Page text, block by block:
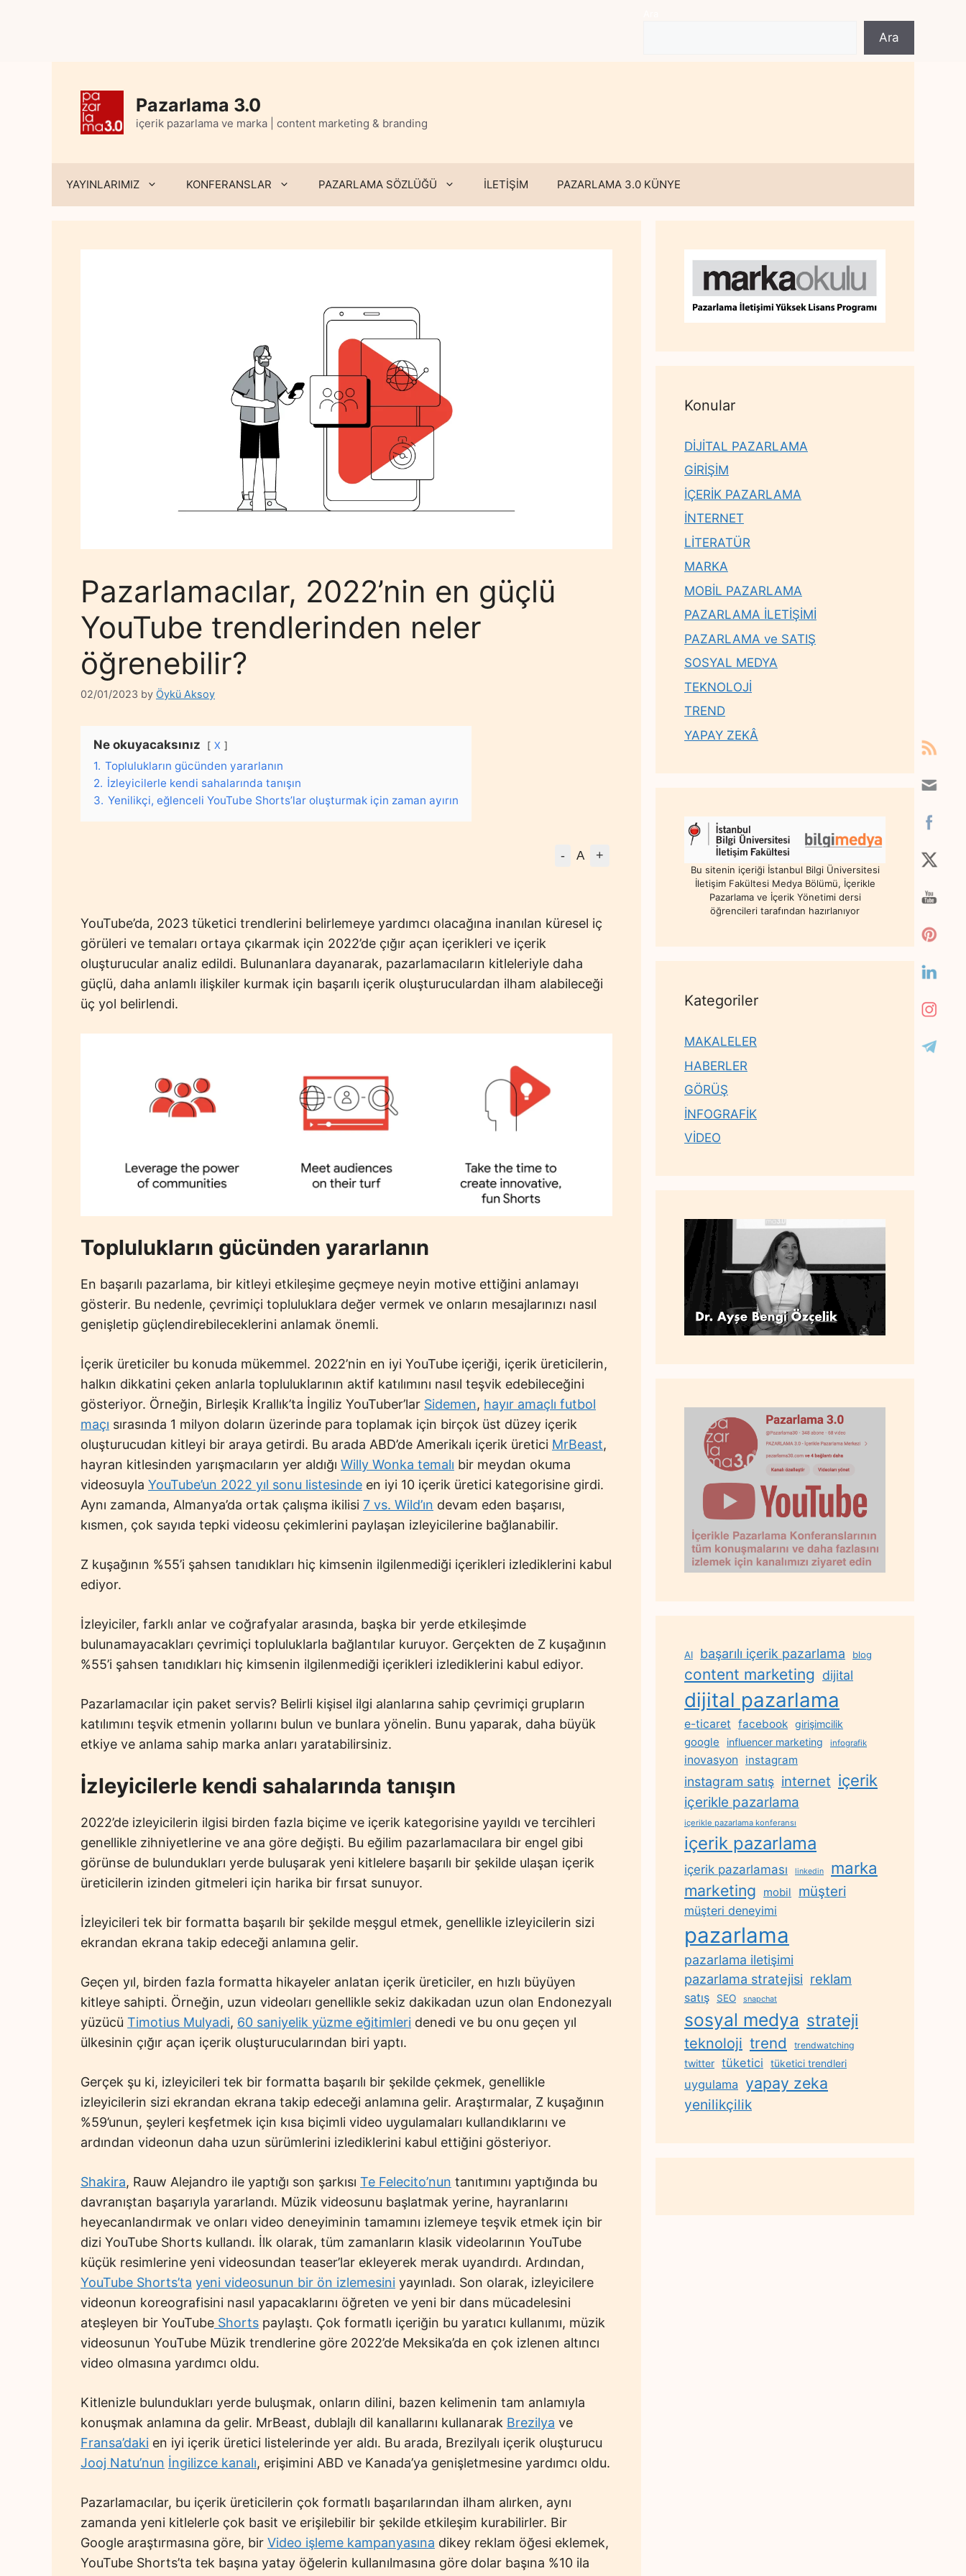
Ara
Pazarlama 3.0
içerik pazarlama ve marka | content marketing & branding
YAYINLARIMIZ KONFERANSLAR PAZARLAMA SÖZLÜĞÜ İLETİŞİM PAZARLAMA 3.0 KÜNYE
Pazarlamacılar, 2022’nin en güçlü
YouTube trendlerinden neler
öğrenebilir?
02/01/2023 by Öykü Aksoy
Ne okuyacaksınız X
1. Toplulukların gücünden yararlanın
2. İzleyicilerle kendi sahalarında tanışın
3. Yenilikçi, eğlenceli YouTube Shorts’lar oluşturmak için zaman ayırın
- A +
YouTube’da, 2023 tüketici trendlerini belirlemeye yardımcı olacağına inanılan küresel iç
görüleri ve temaları ortaya çıkarmak için 2022’de çığır açan içerikleri ve içerik
oluşturucular analiz edildi. Bulunanlara dayanarak, pazarlamacıların kitleleriyle daha
güçlü, daha anlamlı ilişkiler kurmak için başarılı içerik oluşturuculardan ilham alabileceği
üç yol belirlendi.
Toplulukların gücünden yararlanın
En başarılı pazarlama, bir kitleyi etkileşime geçmeye neyin motive ettiğini anlamayı
gösterir. Bu nedenle, çevrimiçi topluluklara değer vermek ve onların mesajlarınızı nasıl
genişletip güçlendirebileceklerini anlamak önemli.
İçerik üreticiler bu konuda mükemmel. 2022’nin en iyi YouTube içeriği, içerik üreticilerin,
halkın dikkatini çeken anlarla topluluklarının aktif katılımını nasıl teşvik edebileceğini
gösteriyor. Örneğin, Birleşik Krallık’ta İngiliz YouTuber’lar Sidemen, hayır amaçlı futbol
maçı sırasında 1 milyon doların üzerinde para toplamak için birçok üst düzey içerik
oluşturucudan kitleyi bir araya getirdi. Bu arada ABD’de Amerikalı içerik üretici MrBeast,
hayran kitlesinden yarışmacıların yer aldığı Willy Wonka temalı bir meydan okuma
videosuyla YouTube’un 2022 yıl sonu listesinde en iyi 10 içerik üretici kategorisine girdi.
Aynı zamanda, Almanya’da ortak çalışma ikilisi 7 vs. Wild’ın devam eden başarısı,
kısmen, çok sayıda tepki videosu çekimlerini paylaşan izleyicilerine bağlanabilir.
Z kuşağının %55’i şahsen tanıdıkları hiç kimsenin ilgilenmediği içerikleri izlediklerini kabul
ediyor.
İzleyiciler, farklı anlar ve coğrafyalar arasında, başka bir yerde etkileşimde
bulunamayacakları çevrimiçi topluluklarla bağlantılar kuruyor. Gerçekten de Z kuşağının
%55’i şahsen tanıdıkları hiç kimsenin ilgilenmediği içerikleri izlediklerini kabul ediyor.
Pazarlamacılar için paket servis? Belirli kişisel ilgi alanlarına sahip çevrimiçi grupların
katılımını teşvik etmenin yollarını bulun ve bunlara yönelin. Bunu yaparak, daha büyük
etkiye ve anlama sahip marka anları yaratabilirsiniz.
İzleyicilerle kendi sahalarında tanışın
2022’de izleyicilerin ilgisi birden fazla biçime ve içerik kategorisine yayıldı ve tercihleri
genellikle zihniyetlerine ve ana göre değişti. Bu eğilim pazarlamacılara bir engel gibi
görünse de bulundukları yerde buluşarak yeni kitlelere başarılı bir şekilde ulaşan içerik
üreticilerin izinden gitmeleri için harika bir fırsat sunuyor.
İzleyicileri tek bir formatta başarılı bir şekilde meşgul etmek, genellikle izleyicilerin sizi
ekrandan ekrana takip edeceği anlamına gelir.
Geçen yıl, birden fazla formatta hikayeler anlatan içerik üreticiler, en hızlı büyüyen
kitleye sahipti. Örneğin, uzun videoları genellikle sekiz dakikadan uzun olan Endonezyalı
yüzücü Timotius Mulyadi, 60 saniyelik yüzme eğitimleri denedi ve bu onu geçen yıl
ülkesinin çığır açan içerik oluşturucularından biri yaptı.
Gerçek şu ki, izleyicileri tek bir formatta başarılı bir şekilde çekmek, genellikle
izleyicilerin sizi ekrandan ekrana takip edeceği anlamına gelir. Araştırmalar, Z kuşağının
%59’unun, şeyleri keşfetmek için kısa biçimli video uygulamaları kullandıklarını ve
ardından videonun daha uzun sürümlerini izlediklerini kabul ettiğini gösteriyor.
Shakira, Rauw Alejandro ile yaptığı son şarkısı Te Felecito’nun tanıtımını yaptığında bu
davranıştan başarıyla yararlandı. Müzik videosunu başlatmak yerine, hayranlarını
heyecanlandırmak ve onları video deneyiminin tamamını izlemeye teşvik etmek için bir
dizi YouTube Shorts kullandı. İlk olarak, tüm zamanların klasik videolarının YouTube
küçük resimlerine yeni videosundan teaser’lar ekleyerek merak uyandırdı. Ardından,
YouTube Shorts’ta yeni videosunun bir ön izlemesini yayınladı. Son olarak, izleyicilere
videonun koreografisini nasıl yapacaklarını öğreten ve yeni bir dans mücadelesini
ateşleyen bir YouTube Shorts paylaştı. Çok formatlı içeriğin bu yaratıcı kullanımı, müzik
videosunun YouTube Müzik trendlerine göre 2022’de Meksika’da en çok izlenen altıncı
video olmasına yardımcı oldu.
Kitlenizle bulundukları yerde buluşmak, onların dilini, bazen kelimenin tam anlamıyla
konuşmak anlamına da gelir. MrBeast, dublajlı dil kanallarını kullanarak Brezilya ve
Fransa’daki en iyi içerik üretici listelerinde yer aldı. Bu arada, Brezilyalı içerik oluşturucu
Jooj Natu’nun İngilizce kanalı, erişimini ABD ve Kanada’ya genişletmesine yardımcı oldu.
Pazarlamacılar, bu içerik üreticilerin çok formatlı başarılarından ilham alırken, aynı
zamanda yeni kitlelerle çok basit ve erişilebilir bir şekilde etkileşim kurabilirler. Bir
Google araştırmasına göre, bir Video işleme kampanyasına dikey reklam öğesi eklemek,
YouTube Shorts’ta tek başına yatay öğelerin kullanılmasına göre dolar başına %10 ila
Konular
DİJİTAL PAZARLAMA
GİRİŞİM
İÇERİK PAZARLAMA
İNTERNET
LİTERATÜR
MARKA
MOBİL PAZARLAMA
PAZARLAMA İLETİŞİMİ
PAZARLAMA ve SATIŞ
SOSYAL MEDYA
TEKNOLOJİ
TREND
YAPAY ZEKÂ
Bu sitenin içeriği İstanbul Bilgi Üniversitesi
İletişim Fakültesi Medya Bölümü, İçerikle
Pazarlama ve İçerik Yönetimi dersi
öğrencileri tarafından hazırlanıyor
Kategoriler
MAKALELER
HABERLER
GÖRÜŞ
İNFOGRAFİK
VİDEO
AI başarılı içerik pazarlama blog
content marketing dijital
dijital pazarlama
e-ticaret facebook girişimcilik
google influencer marketing infografik
inovasyon instagram
instagram satış internet içerik
içerikle pazarlama
içerikle pazarlama konferansı
içerik pazarlama
içerik pazarlaması linkedin marka
marketing mobil müşteri
müşteri deneyimi
pazarlama
pazarlama iletişimi
pazarlama stratejisi reklam
satış SEO snapchat
sosyal medya strateji
teknoloji trend trendwatching
twitter tüketici tüketici trendleri
uygulama yapay zeka
yenilikçilik